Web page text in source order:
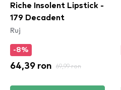
Riche Insolent Lipstick -
179 Decadent
Ruj
-8%
64,39 ron 69,99 ron